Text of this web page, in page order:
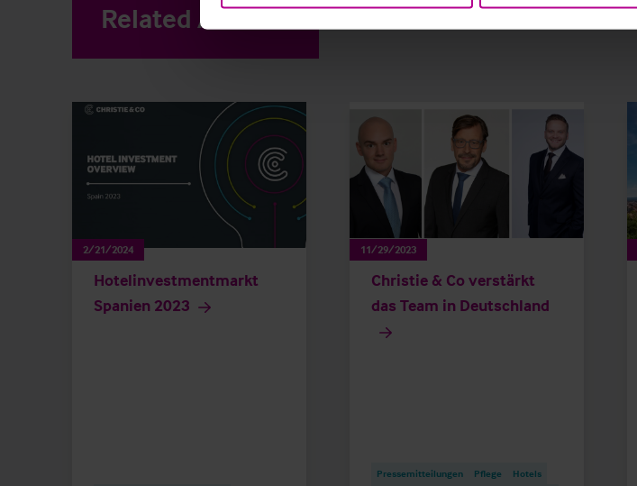
Related Articles
2/21/2024
Hotelinvestmentmarkt
Spanien 2023
11/29/2023
Christie & Co verstärkt
das Team in Deutschland
Pressemitteilungen Pflege
Hotels